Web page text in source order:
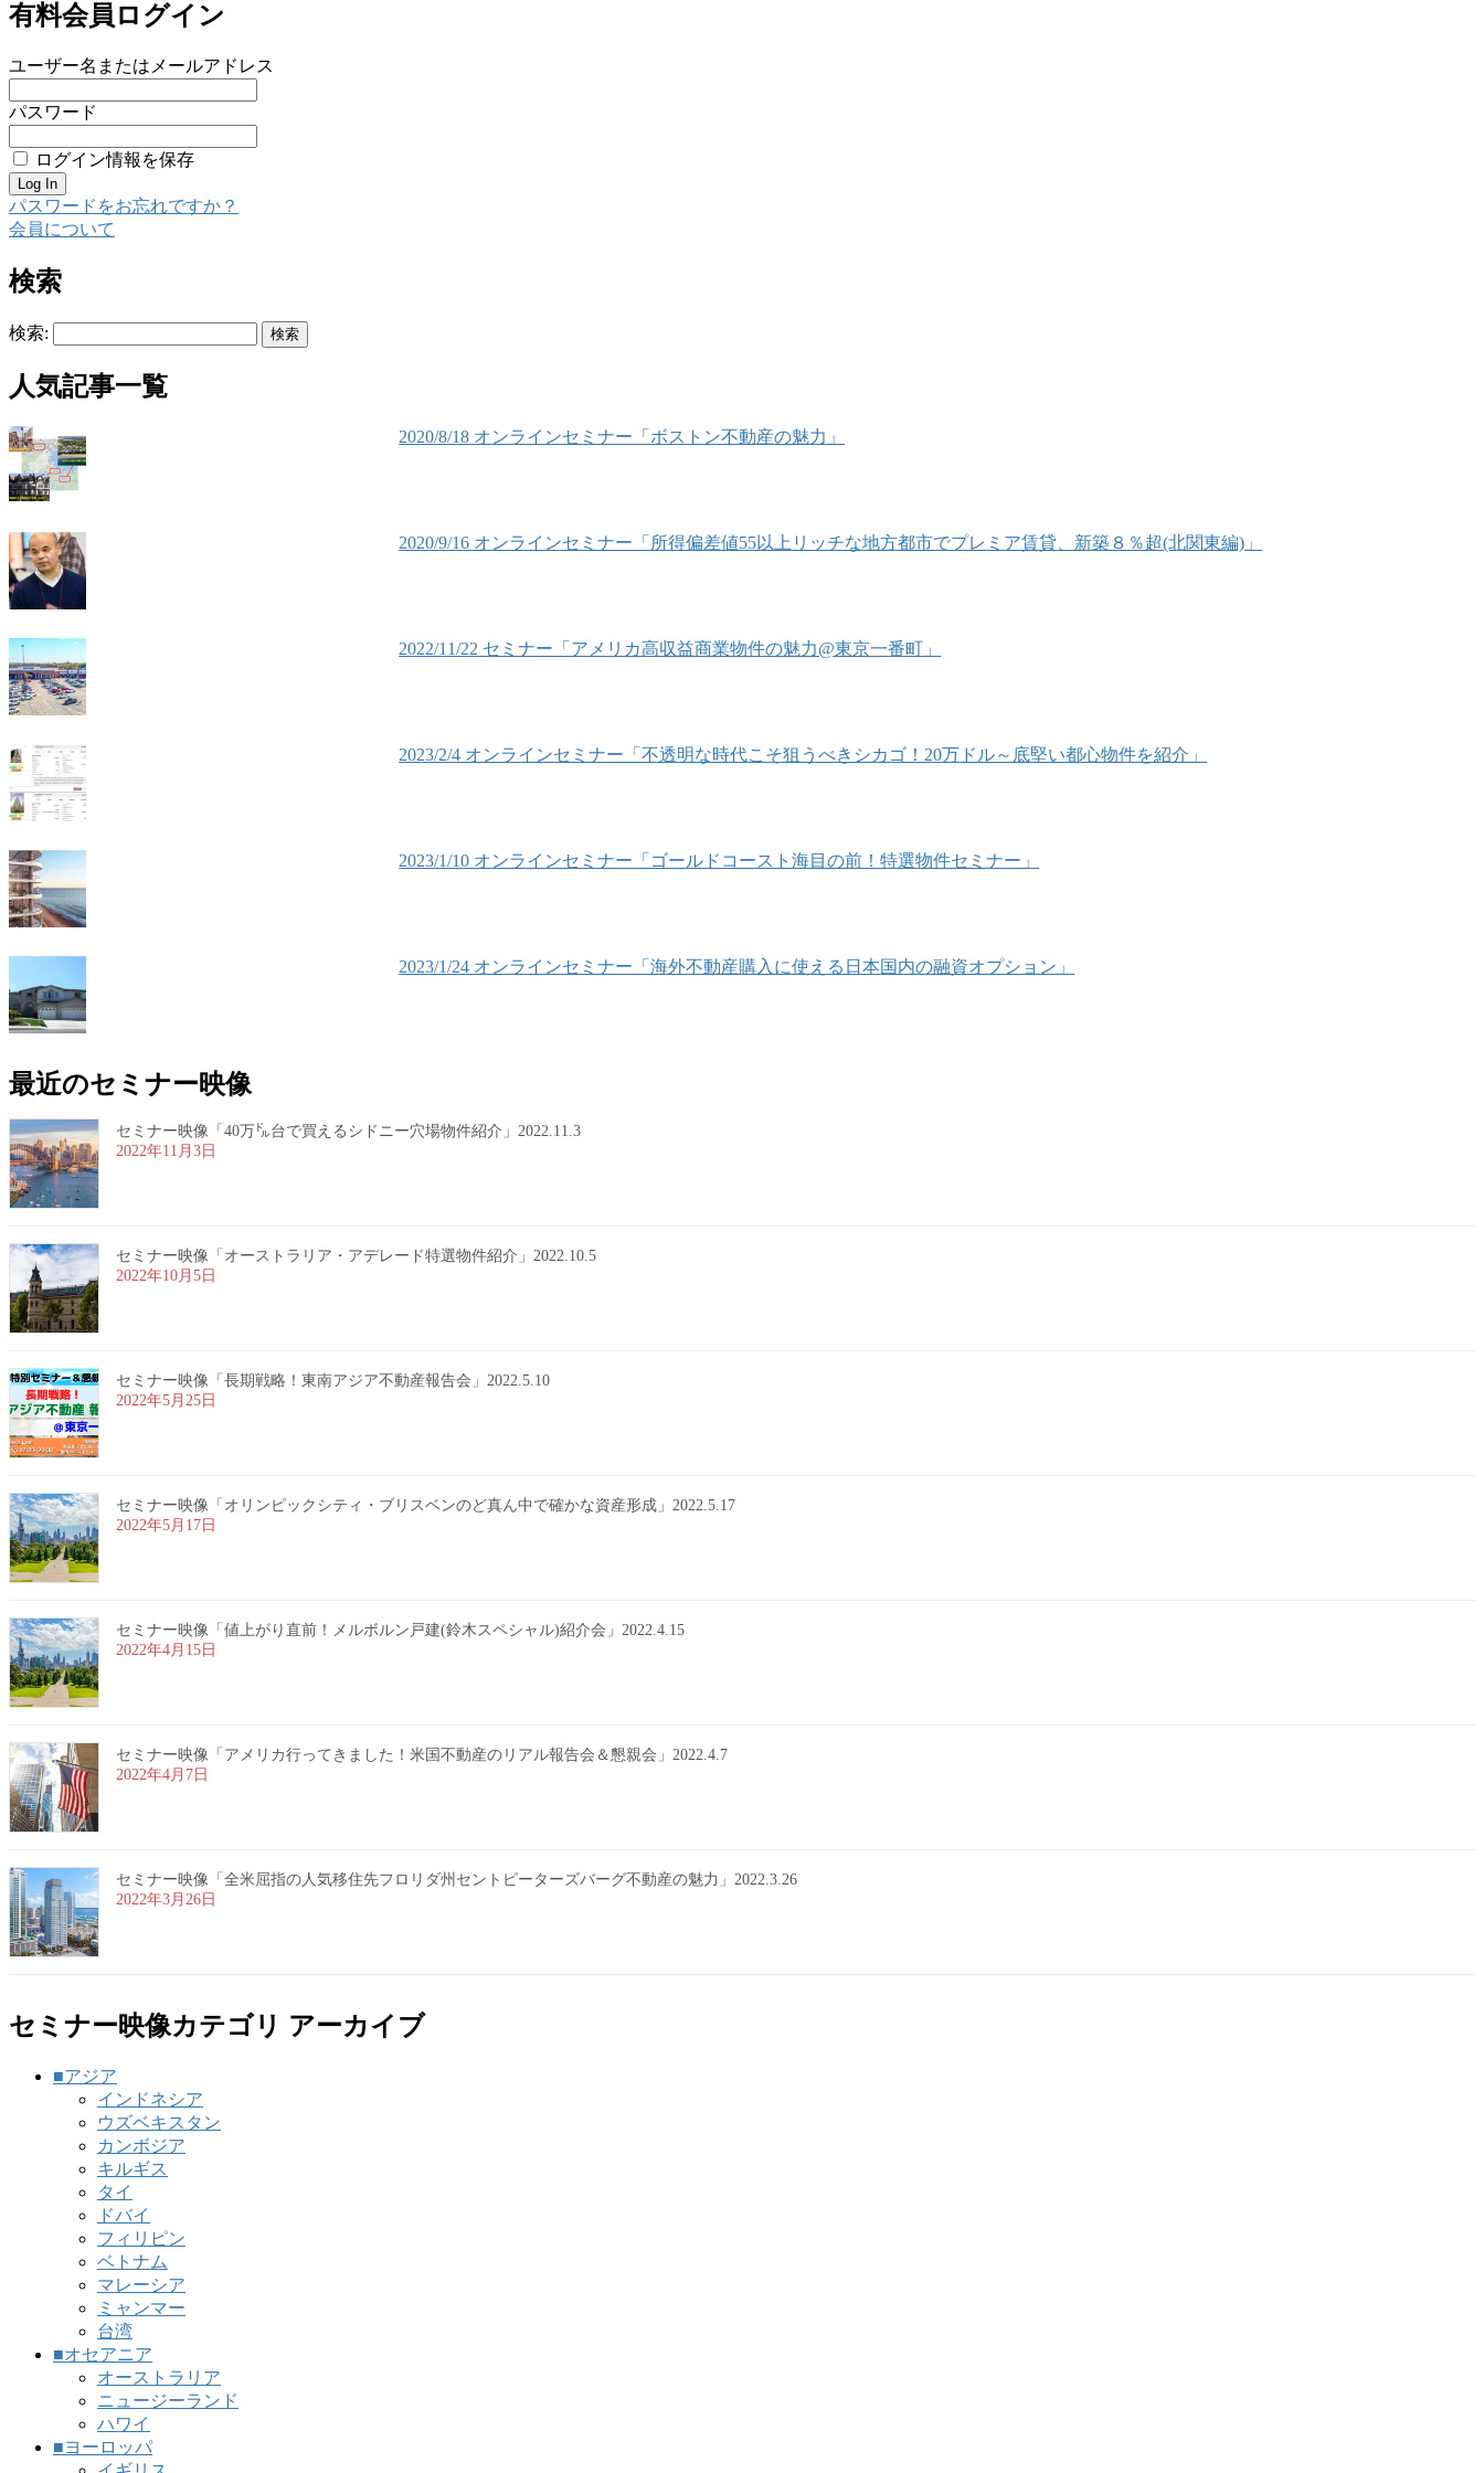
有料会員ログイン
ユーザー名またはメールアドレス
パスワード
ログイン情報を保存
パスワードをお忘れですか？
会員について
検索
検索:
人気記事一覧
2020/8/18 オンラインセミナー「ボストン不動産の魅力」
2020/9/16 オンラインセミナー「所得偏差値55以上リッチな地方都市でプレミア賃貸、新築８％超(北関東編)」
2022/11/22 セミナー「アメリカ高収益商業物件の魅力@東京一番町」
2023/2/4 オンラインセミナー「不透明な時代こそ狙うべきシカゴ！20万ドル～底堅い都心物件を紹介」
2023/1/10 オンラインセミナー「ゴールドコースト海目の前！特選物件セミナー」
2023/1/24 オンラインセミナー「海外不動産購入に使える日本国内の融資オプション」
最近のセミナー映像
セミナー映像「40万㌦台で買えるシドニー穴場物件紹介」2022.11.3
2022年11月3日
セミナー映像「オーストラリア・アデレード特選物件紹介」2022.10.5
2022年10月5日
セミナー映像「長期戦略！東南アジア不動産報告会」2022.5.10
2022年5月25日
セミナー映像「オリンピックシティ・ブリスベンのど真ん中で確かな資産形成」2022.5.17
2022年5月17日
セミナー映像「値上がり直前！メルボルン戸建(鈴木スペシャル)紹介会」2022.4.15
2022年4月15日
セミナー映像「アメリカ行ってきました！米国不動産のリアル報告会＆懇親会」2022.4.7
2022年4月7日
セミナー映像「全米屈指の人気移住先フロリダ州セントピーターズバーグ不動産の魅力」2022.3.26
2022年3月26日
セミナー映像カテゴリ アーカイブ
■アジア
インドネシア
ウズベキスタン
カンボジア
キルギス
タイ
ドバイ
フィリピン
ベトナム
マレーシア
ミャンマー
台湾
■オセアニア
オーストラリア
ニュージーランド
ハワイ
■ヨーロッパ